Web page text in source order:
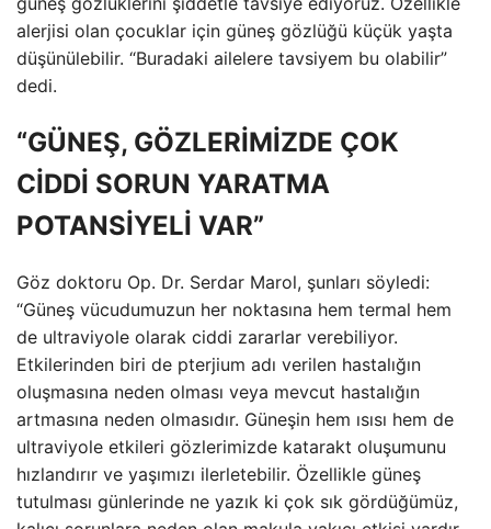
alerjisi olan çocuklar için güneş gözlüğü küçük yaşta
düşünülebilir. “Buradaki ailelere tavsiyem bu olabilir”
dedi.
“GÜNEŞ, GÖZLERİMİZDE ÇOK
CİDDİ SORUN YARATMA
POTANSİYELİ VAR”
Göz doktoru Op. Dr. Serdar Marol, şunları söyledi:
“Güneş vücudumuzun her noktasına hem termal hem
de ultraviyole olarak ciddi zararlar verebiliyor.
Etkilerinden biri de pterjium adı verilen hastalığın
oluşmasına neden olması veya mevcut hastalığın
artmasına neden olmasıdır. Güneşin hem ısısı hem de
ultraviyole etkileri gözlerimizde katarakt oluşumunu
hızlandırır ve yaşımızı ilerletebilir. Özellikle güneş
tutulması günlerinde ne yazık ki çok sık gördüğümüz,